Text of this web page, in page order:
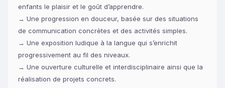
enfants le plaisir et le goût d’apprendre.
→ Une progression en douceur, basée sur des situations
de communication concrètes et des activités simples.
→ Une exposition ludique à la langue qui s’enrichit
progressivement au fil des niveaux.
→ Une ouverture culturelle et interdisciplinaire ainsi que la
réalisation de projets concrets.